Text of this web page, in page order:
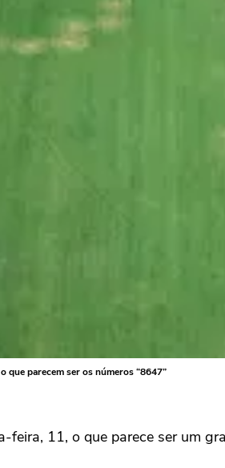
que parecem ser os números “8647”
11, ‌o que parece ser um